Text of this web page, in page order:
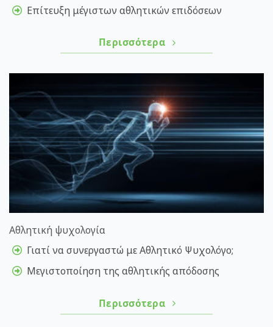
Επίτευξη μέγιστων αθλητικών επιδόσεων
Περισσότερα
Αθλητική ψυχολογία
Γιατί να συνεργαστώ με Αθλητικό Ψυχολόγο;
Μεγιστοποίηση της αθλητικής απόδοσης
Περισσότερα